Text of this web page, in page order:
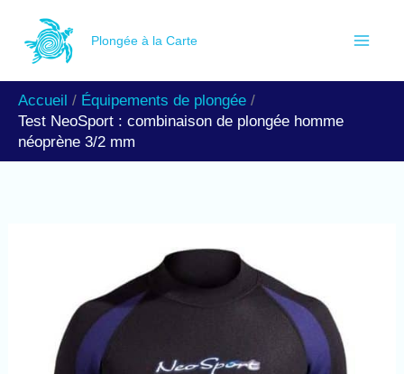
contenu
Plongée à la Carte
Accueil
Équipements de plongée
Test NeoSport : combinaison de plongée homme
néoprène 3/2 mm
e
h
e
r